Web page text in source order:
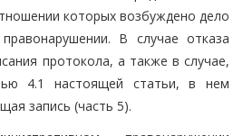
которых возбуждено дело
В случае отказа
протокола, а также в случае,
4.1 настоящей статьи, в нем
запись (часть 5).